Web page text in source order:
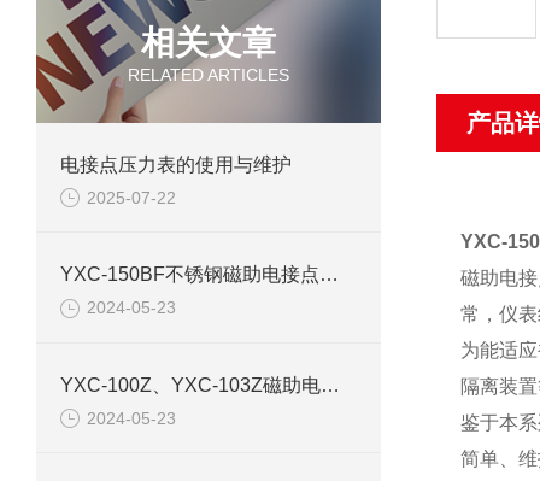
相关文章
RELATED ARTICLES
电接点压力表的使用与维护
2025-07-22
YXC-150BF不锈钢磁助电接点压力表产品介绍
2024-05-23
YXC-100Z、YXC-103Z磁助电接点压力表产品介绍
2024-05-23
产品
YXC-
磁助电
常，仪
为能适
隔离装
鉴于本
简单、